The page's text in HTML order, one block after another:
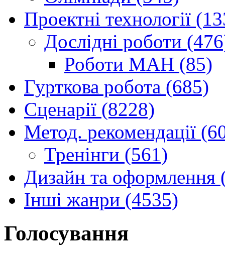
Проектні технології
Дослідні роботи
Роботи МАН (85)
Гурткова робота (685)
Сценарії (8228)
Метод. рекомендації
Тренінги (561)
Дизайн та оформлення
Інші жанри (4535)
Голосування